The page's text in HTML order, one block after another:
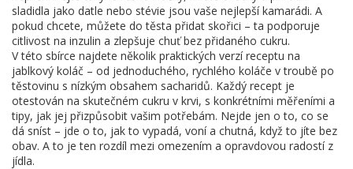
sladidla jako datle nebo stévie jsou vaše nejlepší kamarádi. A
pokud chcete, můžete do těsta přidat skořici – ta podporuje
citlivost na inzulin a zlepšuje chuť bez přidaného cukru.
V této sbírce najdete několik praktických verzí receptu na
jablkový koláč – od jednoduchého, rychlého koláče v troubě po
těstovinu s nízkým obsahem sacharidů. Každý recept je
otestován na skutečném cukru v krvi, s konkrétními měřeními a
tipy, jak jej přizpůsobit vašim potřebám. Nejde jen o to, co se
dá sníst – jde o to, jak to vypadá, voní a chutná, když to jíte bez
obav. A to je ten rozdíl mezi omezením a opravdovou radostí z
jídla.